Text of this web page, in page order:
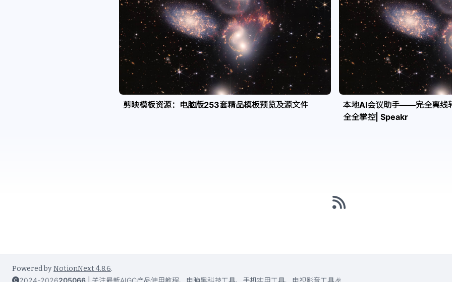
剪映模板资源：电脑版253套精品模板预览及源文件
本地AI会议助手——完全离线
全全掌控| Speakr
Powered by NotionNext 4.8.6.
2024-2026205066 关注最新AIGC产品使用教程、电脑黑科技工具、手机实用工具、电视影音工具🎉